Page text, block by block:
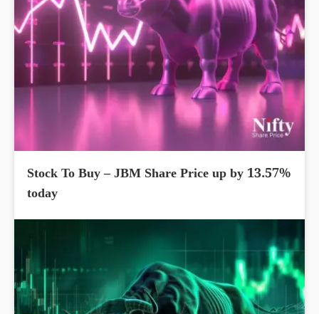
Stock To Buy – JBM Share Price up by 13.57%
today